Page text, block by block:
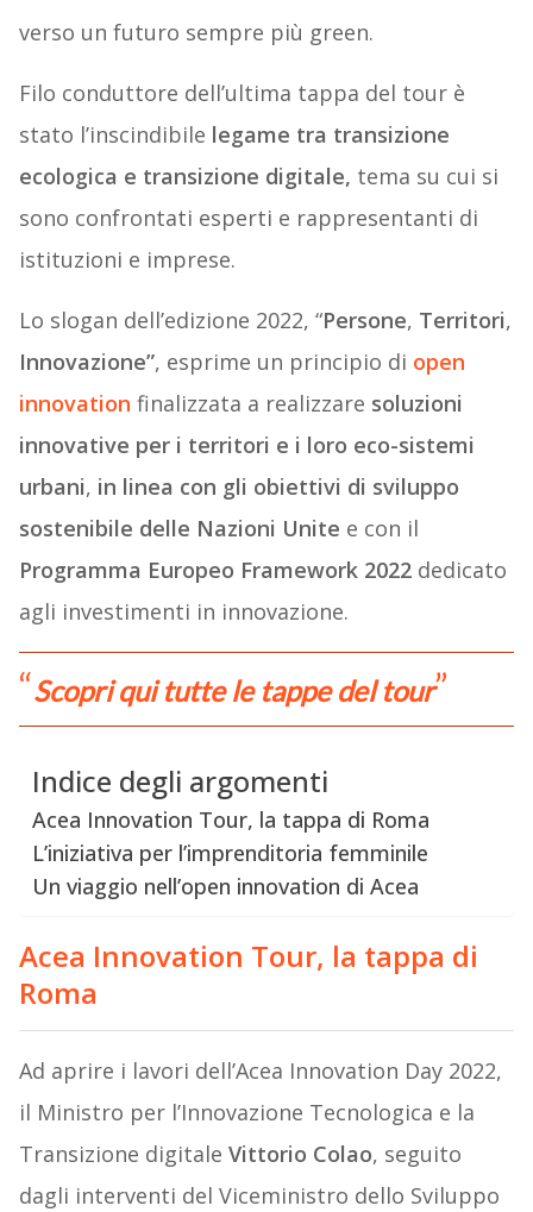
verso un futuro sempre più green.
Filo conduttore dell’ultima tappa del tour è
stato l’inscindibile legame tra transizione
ecologica e transizione digitale, tema su cui si
sono confrontati esperti e rappresentanti di
istituzioni e imprese.
Lo slogan dell’edizione 2022, “Persone, Territori,
Innovazione”, esprime un principio di open
innovation finalizzata a realizzare soluzioni
innovative per i territori e i loro eco-sistemi
urbani, in linea con gli obiettivi di sviluppo
sostenibile delle Nazioni Unite e con il
Programma Europeo Framework 2022 dedicato
agli investimenti in innovazione.
Scopri qui tutte le tappe del tour
Indice degli argomenti
Acea Innovation Tour, la tappa di Roma
L’iniziativa per l’imprenditoria femminile
Un viaggio nell’open innovation di Acea
Acea Innovation Tour, la tappa di
Roma
Ad aprire i lavori dell’Acea Innovation Day 2022,
il Ministro per l’Innovazione Tecnologica e la
Transizione digitale Vittorio Colao, seguito
dagli interventi del Viceministro dello Sviluppo